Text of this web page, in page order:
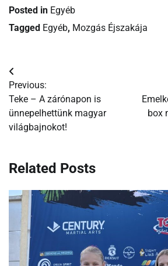
Posted in Egyéb
Tagged Egyéb, Mozgás Éjszakája
Bejegyzés
navigáció
Previous:
Teke – A zárónapon is
ünnepelhettünk magyar
világbajnokot!
box
Related Posts